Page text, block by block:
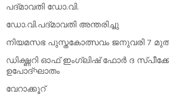
പദ്മാവതി ഡോ.വി.
ഡോ.വി.പദ്മാവതി അന്തരിച്ചു
നിയമസഭ പുസ്തകോത്സവം ജനുവരി 7
ഡിക്ഷ്ണറി ഓഫ് ഇംഗ്ലിഷ് ഫോര്‍ ദ
ഉപോദ്ഘാതം
വേറാക്കൂറ്